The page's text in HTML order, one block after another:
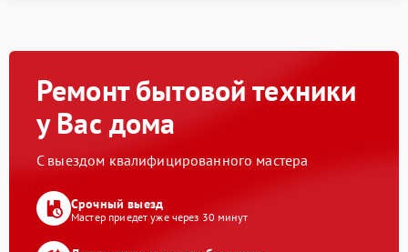
Ремонт бытовой техники
у Вас дома
С выездом квалифицированного мастера
Срочный выезд
Мастер приедет уже через 30 минут